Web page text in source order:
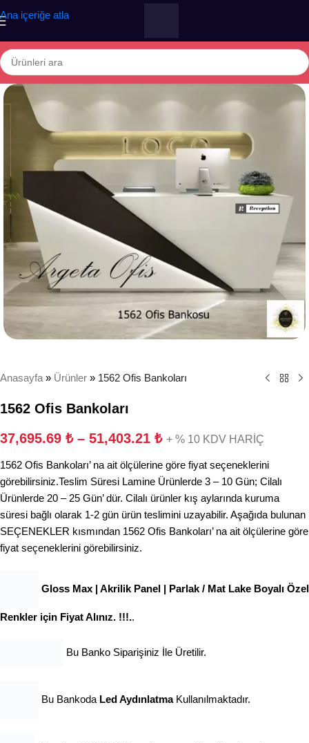
Ana içeriğe atla
Anasayfa » Ürünler » 1562 Ofis Bankoları
1562 Ofis Bankoları
37,695.69 ₺ – 51,403.21 ₺ + % 10 KDV HARİÇ
1562 Ofis Bankoları’ na ait ölçülerine göre fiyat seçeneklerini
görebilirsiniz.Teslim Süresi Lamine Ürünlerde 3 – 10 Gün; Cilalı
Ürünlerde 20 – 25 Gün’ dür. Cilalı ürünler kış aylarında kuruma
süresi bağlı olarak 1-2 gün ürün teslimini uzayabilir. Aşağıda bulunan
SEÇENEKLER kısmından 1562 Ofis Bankoları’ na ait ölçülerine göre
fiyat seçeneklerini görebilirsiniz.
Gloss Max | Akrilik Panel | Parlak / Mat Lake Boyalı Özel
Renkler için Fiyat Alınız. !!!..
Bu Banko Siparişiniz İle Üretilir.
Bu Bankoda Led AydınlatmaKullanılmaktadır.